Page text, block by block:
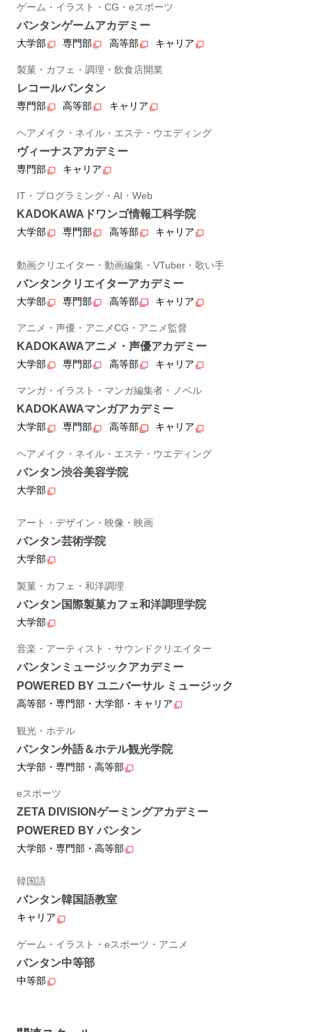
ゲーム・イラスト・CG・eスポーツ
バンタンゲームアカデミー
大学部 専門部 高等部 キャリア
製菓・カフェ・調理・飲食店開業
レコールバンタン
専門部 高等部 キャリア
ヘアメイク・ネイル・エステ・ウエディング
ヴィーナスアカデミー
専門部 キャリア
IT・プログラミング・AI・Web
KADOKAWAドワンゴ情報工科学院
大学部 専門部 高等部 キャリア
動画クリエイター・動画編集・VTuber・歌い手
バンタンクリエイターアカデミー
大学部 専門部 高等部 キャリア
アニメ・声優・アニメCG・アニメ監督
KADOKAWAアニメ・声優アカデミー
大学部 専門部 高等部 キャリア
マンガ・イラスト・マンガ編集者・ノベル
KADOKAWAマンガアカデミー
大学部 専門部 高等部 キャリア
ヘアメイク・ネイル・エステ・ウエディング
バンタン渋谷美容学院
大学部
アート・デザイン・映像・映画
バンタン芸術学院
大学部
製菓・カフェ・和洋調理
バンタン国際製菓カフェ和洋調理学院
大学部
音楽・アーティスト・サウンドクリエイター
バンタンミュージックアカデミー
POWERED BY ユニバーサル ミュージック
高等部・専門部・大学部・キャリア
観光・ホテル
バンタン外語＆ホテル観光学院
大学部・専門部・高等部
eスポーツ
ZETA DIVISIONゲーミングアカデミー
POWERED BY バンタン
大学部・専門部・高等部
韓国語
バンタン韓国語教室
キャリア
ゲーム・イラスト・eスポーツ・アニメ
バンタン中等部
中等部